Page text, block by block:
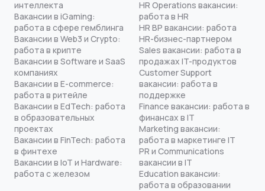
интеллекта
Вакансии в iGaming:
работа в сфере гемблинга
Вакансии в Web3 и Crypto:
работа в крипте
Вакансии в Software и SaaS
компаниях
Вакансии в E-commerce:
работа в ритейле
Вакансии в EdTech: работа
в образовательных
проектах
Вакансии в FinTech: работа
в финтехе
Вакансии в IoT и Hardware:
работа с железом
HR Operations вакансии:
работа в HR
HR BP вакансии: работа
HR-бизнес-партнером
Sales вакансии: работа в
продажах IT-продуктов
Customer Support
вакансии: работа в
поддержке
Finance вакансии: работа в
финансах в IT
Marketing вакансии:
работа в маркетинге IT
PR и Communications
вакансии в IT
Education вакансии:
работа в образовании